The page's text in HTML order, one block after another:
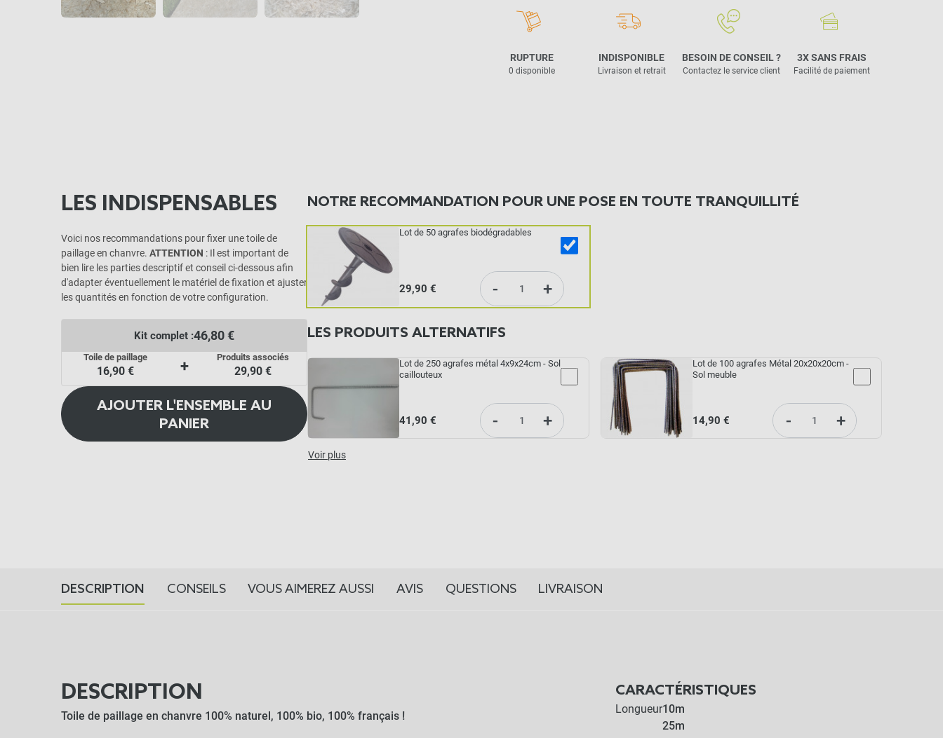
RUPTURE
0 disponible
INDISPONIBLE
Livraison et retrait
BESOIN DE CONSEIL ?
Contactez le service client
3X SANS FRAIS
Facilité de paiement
LES INDISPENSABLES
Voici nos recommandations pour fixer une toile de
paillage en chanvre. ATTENTION : Il est important de
bien lire les parties descriptif et conseil ci-dessous afin
d'adapter éventuellement le matériel de fixation et ajuster
les quantités en fonction de votre configuration.
Kit complet :46,80 €
Toile de paillage
16,90 € + Produits associés
29,90 €
AJOUTER L'ENSEMBLE AU
PANIER
NOTRE RECOMMANDATION POUR UNE POSE EN TOUTE TRANQUILLITÉ
Lot de 50 agrafes biodégradables
29,90 € - +
LES PRODUITS ALTERNATIFS
Lot de 250 agrafes métal 4x9x24cm - Sol
caillouteux
41,90 € - +
Lot de 100 agrafes Métal 20x20x20cm -
Sol meuble
14,90 € - +
Voir plus
DESCRIPTION CONSEILS VOUS AIMEREZ AUSSI AVIS QUESTIONS LIVRAISON
DESCRIPTION
Toile de paillage en chanvre 100% naturel, 100% bio, 100% français !
CARACTÉRISTIQUES
Longueur10m
25m